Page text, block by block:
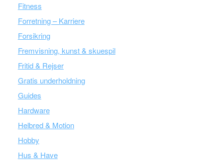
Fitness
Forretning – Karriere
Forsikring
Fremvisning, kunst & skuespil
Fritid & Rejser
Gratis underholdning
Guides
Hardware
Helbred & Motion
Hobby
Hus & Have